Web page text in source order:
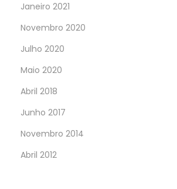
Janeiro 2021
Novembro 2020
Julho 2020
Maio 2020
Abril 2018
Junho 2017
Novembro 2014
Abril 2012